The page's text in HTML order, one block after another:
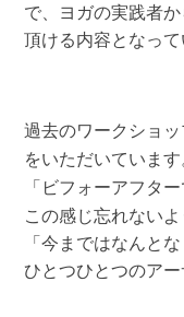
で、ヨガの実践者
頂ける内容となって
過去のワークショ
をいただいています
「ビフォーアフタ
この感じ忘れないよ
「今まではなんと
ひとつひとつのア